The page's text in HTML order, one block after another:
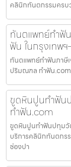
คลินิกทันตกรรมครบ
ทันตแพทย์ทำฟั
ฟัน ในกรุงเท
ทันตแพทย์ทำฟันภาษี
ปริมณฑล ทำฟัน
ขูดหินปูนทำฟัน
ทำฟัน.com
ขูดหินปูนทำฟันปทุมวั
บริการคลินิกทันตกร
ช่องปา